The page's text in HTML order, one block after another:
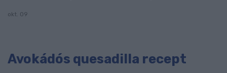
okt. 09
Avokádós quesadilla recept